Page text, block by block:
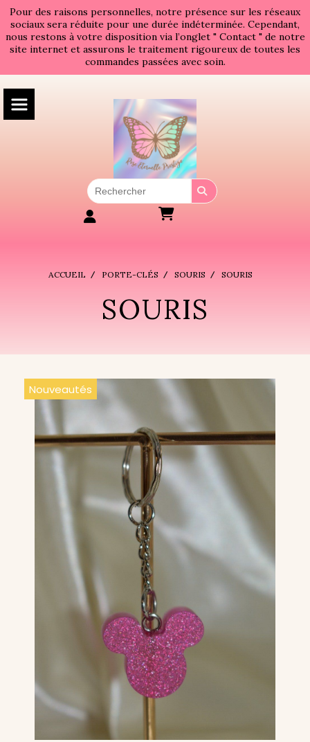
Pour des raisons personnelles, notre présence sur les réseaux
sociaux sera réduite pour une durée indéterminée. Cependant,
nous restons à votre disposition via l’onglet " Contact " de notre
site internet et assurons le traitement rigoureux de toutes les
commandes passées avec soin.
ACCUEIL PORTE-CLÉS SOURIS SOURIS
SOURIS
Nouveautés